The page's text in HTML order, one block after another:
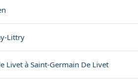
Littry
Livet à Saint-Germain De Livet